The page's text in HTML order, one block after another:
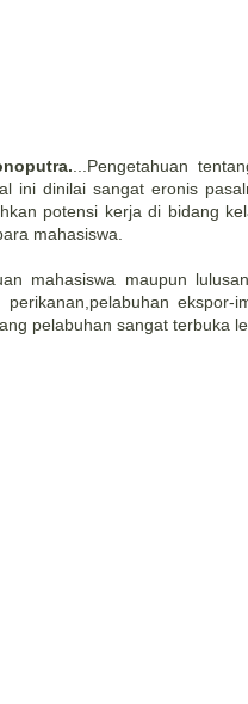
...Pengetahuan
ini dinilai sangat eronis
potensi kerja di bidang
mahasiswa.
mahasiswa maupun
perikanan,pelabuhan
pelabuhan sangat terbuka